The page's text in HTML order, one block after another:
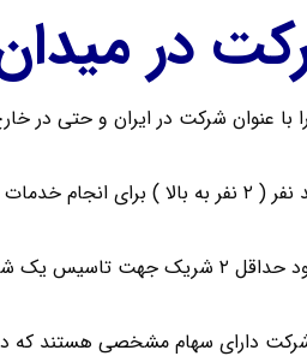
در
با عنوان شرکت در ایران و حتی در
می شود گفته می شود .
حقوقی لازم می باشد .
دارای سهام مشخصی هستند که